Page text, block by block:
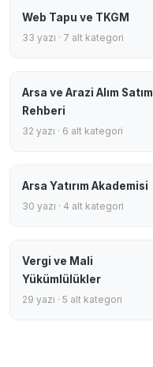
Web Tapu ve TKGM
33 yazı · 7 alt kategori
Arsa ve Arazi Alım Satım
Rehberi
32 yazı · 6 alt kategori
Arsa Yatırım Akademisi
30 yazı · 4 alt kategori
Vergi ve Mali
Yükümlülükler
29 yazı · 5 alt kategori